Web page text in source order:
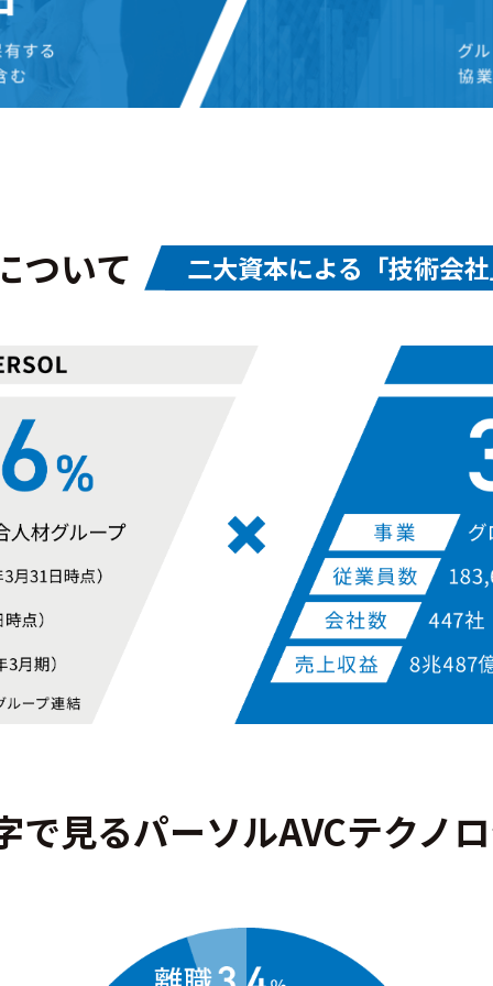
ついて 二大資本による「技術会
で見るパーソルAVCテクノ